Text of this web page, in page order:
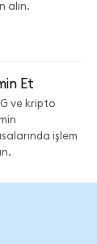
alın.
Et
ve kripto
işlem